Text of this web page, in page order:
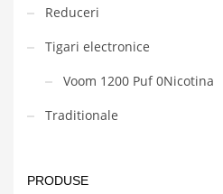
Reduceri
Tigari electronice
Voom 1200 Puf 0Nicotina
Traditionale
PRODUSE